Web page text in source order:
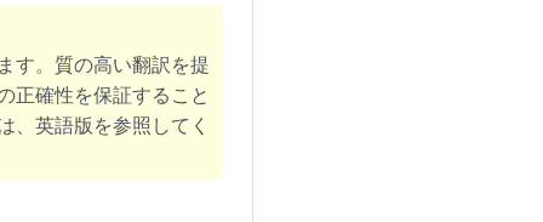
す。質の高い翻訳を提
正確性を保証すること
、英語版を参照してく